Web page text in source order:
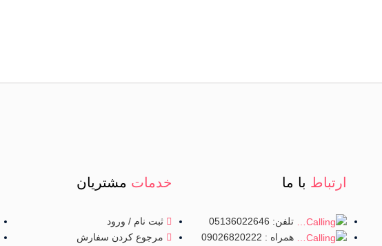
ارتباط با ما
تلفن: 05136022646
همراه : 09026820222
خدمات مشتریان
ثبت نام / ورود
مرجوع کردن سفارش